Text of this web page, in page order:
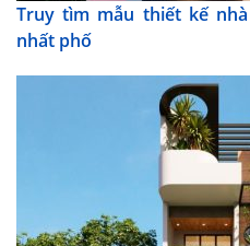
Truy tìm mẫu thiết kế
nhất phố